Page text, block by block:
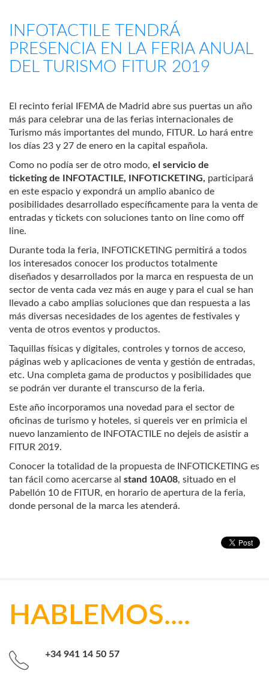
INFOTACTILE TENDRÁ
PRESENCIA EN LA FERIA ANUAL
DEL TURISMO FITUR 2019
El recinto ferial IFEMA de Madrid abre sus puertas un año
más para celebrar una de las ferias internacionales de
Turismo más importantes del mundo, FITUR. Lo hará entre
los días 23 y 27 de enero en la capital española.
Como no podía ser de otro modo, el servicio de
ticketingde INFOTACTILE, INFOTICKETING, participará
en este espacio y expondrá un amplio abanico de
posibilidades desarrollado específicamente para la venta de
entradas y tickets con soluciones tanto on line como off
line.
Durante toda la feria, INFOTICKETING permitirá a todos
los interesados conocer los productos totalmente
diseñados y desarrollados por la marca en respuesta de un
sector de venta cada vez más en auge y para el cual se han
llevado a cabo amplias soluciones que dan respuesta a las
más diversas necesidades de los agentes de festivales y
venta de otros eventos y productos.
Taquillas físicas y digitales, controles y tornos de acceso,
páginas web y aplicaciones de venta y gestión de entradas,
etc. Una completa gama de productos y posibilidades que
se podrán ver durante el transcurso de la feria.
Este año incorporamos una novedad para el sector de
oficinas de turismo y hoteles, si quereis ver en primicia el
nuevo lanzamiento de INFOTACTILE no dejeis de asistir a
FITUR 2019.
Conocer la totalidad de la propuesta de INFOTICKETING es
tan fácil como acercarse al stand 10A08, situado en el
Pabellón 10 de FITUR, en horario de apertura de la feria,
donde personal de la marca les atenderá.
HABLEMOS....
+34 941 14 50 57